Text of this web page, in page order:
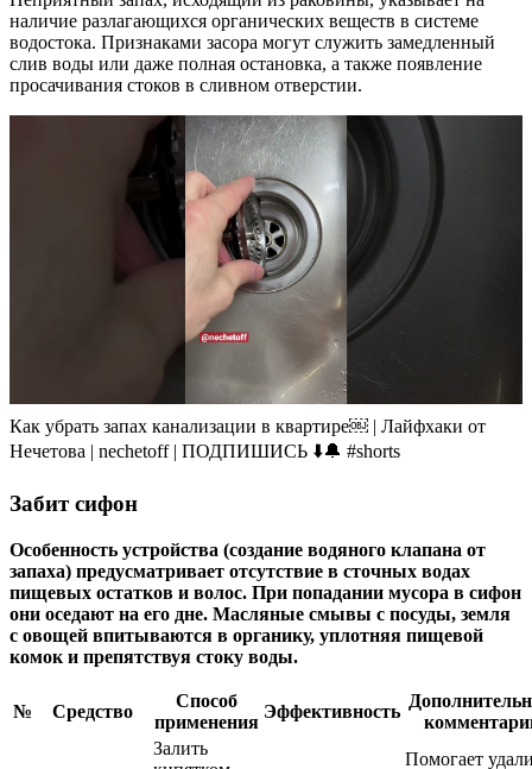
наличие разлагающихся органических веществ в системе
водостока. Признаками засора могут служить замедленный
слив воды или даже полная остановка, а также появление
просачивания стоков в сливном отверстии.
Как убрать запах канализации в квартире￼ | Лайфхаки от
Нечетова | nechetoff | ПОДПИШИСЬ ⬇️🔔 #shorts
Забит сифон
Особенность устройства (создание водяного клапана от
запаха) предусматривает отсутствие в сточных водах
пищевых остатков и волос. При попадании мусора в сифон
они оседают на его дне. Масляные смывы с посуды, земля
с овощей впитываются в органику, уплотняя пищевой
комок и препятствуя стоку воды.
№ Средство
Способ
применения
Эффективность
Залить
Помогает